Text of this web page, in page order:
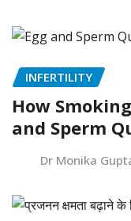
INFERTILITY
How
and Sperm
Dr Monika